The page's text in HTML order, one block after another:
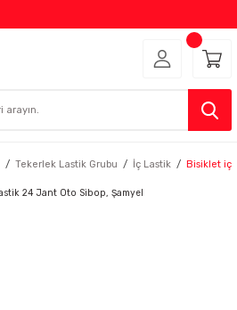
Tekerlek Lastik Grubu İç Lastik Bisiklet iç